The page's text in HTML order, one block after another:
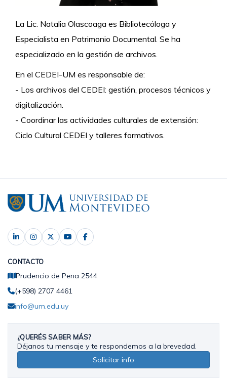
La Lic. Natalia Olascoaga es Bibliotecóloga y
Especialista en Patrimonio Documental. Se ha
especializado en la gestión de archivos.
En el CEDEI-UM es responsable de:
- Los archivos del CEDEI: gestión, procesos técnicos y
digitalización.
- Coordinar las actividades culturales de extensión:
Ciclo Cultural CEDEI y talleres formativos.
CONTACTO
Prudencio de Pena 2544
(+598) 2707 4461
info@um.edu.uy
¿QUERÉS SABER MÁS?
Déjanos tu mensaje y te respondemos a la brevedad.
Solicitar info